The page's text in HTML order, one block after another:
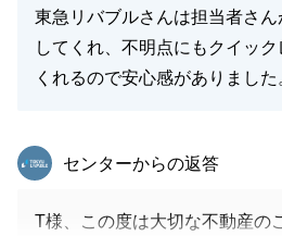
東急リバブルさんは担当者さ
してくれ、不明点にもクイッ
くれるので安心感がありました
東急リバブル
センターからの返答
T様、この度は大切な不動産の